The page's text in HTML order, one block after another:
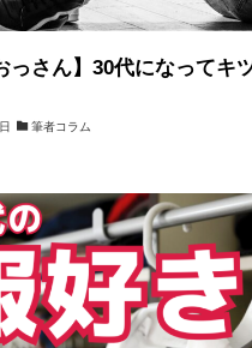
っさん】30代になってキ
筆者コラム